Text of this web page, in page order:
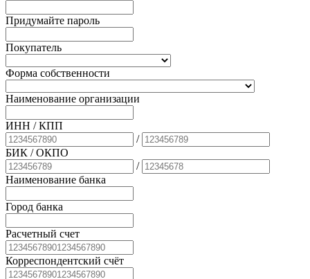
Придумайте пароль
Покупатель
Форма собственности
Наименование организации
ИНН / КПП
/
БИК / ОКПО
/
Наименование банка
Город банка
Расчетный счет
Корреспондентский счёт